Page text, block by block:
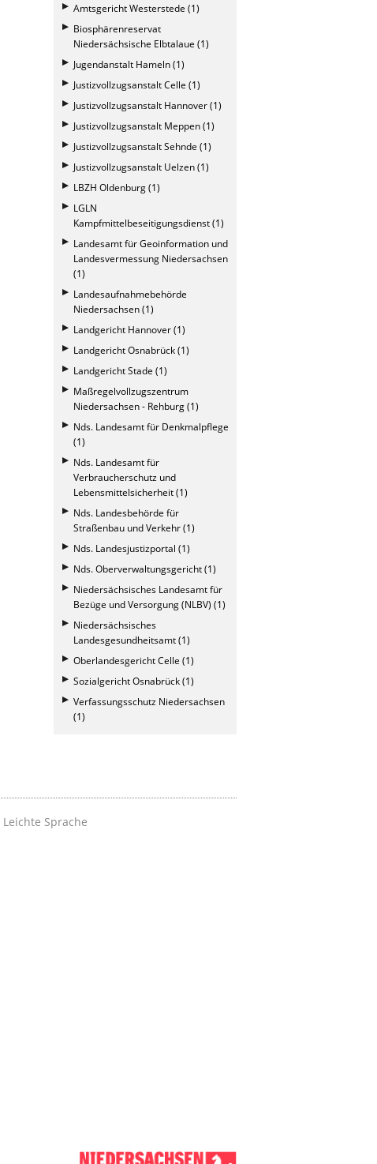
Amtsgericht Westerstede (1)
Biosphärenreservat
Niedersächsische Elbtalaue (1)
Jugendanstalt Hameln (1)
Justizvollzugsanstalt Celle (1)
Justizvollzugsanstalt Hannover (1)
Justizvollzugsanstalt Meppen (1)
Justizvollzugsanstalt Sehnde (1)
Justizvollzugsanstalt Uelzen (1)
LBZH Oldenburg (1)
LGLN
Kampfmittelbeseitigungsdienst (1)
Landesamt für Geoinformation und
Landesvermessung Niedersachsen
(1)
Landesaufnahmebehörde
Niedersachsen (1)
Landgericht Hannover (1)
Landgericht Osnabrück (1)
Landgericht Stade (1)
Maßregelvollzugszentrum
Niedersachsen - Rehburg (1)
Nds. Landesamt für Denkmalpflege
(1)
Nds. Landesamt für
Verbraucherschutz und
Lebensmittelsicherheit (1)
Nds. Landesbehörde für
Straßenbau und Verkehr (1)
Nds. Landesjustizportal (1)
Nds. Oberverwaltungsgericht (1)
Niedersächsisches Landesamt für
Bezüge und Versorgung (NLBV) (1)
Niedersächsisches
Landesgesundheitsamt (1)
Oberlandesgericht Celle (1)
Sozialgericht Osnabrück (1)
Verfassungsschutz Niedersachsen
(1)
Leichte Sprache